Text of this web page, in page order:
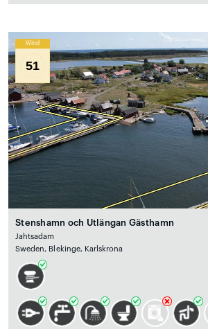
Wind
51
Stenshamn och Utlängan Gästhamn
Jahtsadam
Sweden, Blekinge, Karlskrona